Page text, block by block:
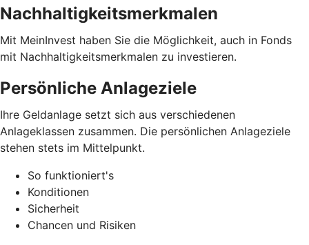
Nachhaltigkeitsmerkmalen
Mit MeinInvest haben Sie die Möglichkeit, auch in Fonds
mit Nachhaltigkeitsmerkmalen zu investieren.
Persönliche Anlageziele
Ihre Geldanlage setzt sich aus verschiedenen
Anlageklassen zusammen. Die persönlichen Anlageziele
stehen stets im Mittelpunkt.
So funktioniert's
Konditionen
Sicherheit
Chancen und Risiken